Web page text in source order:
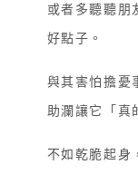
或者多聽聽朋
好點子。
與其害怕擔憂
助瀾讓它「真
不如乾脆起身